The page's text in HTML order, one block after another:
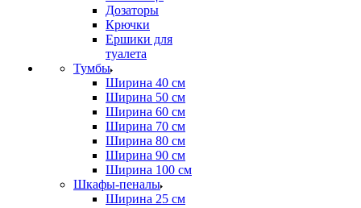
Дозаторы
Крючки
Ершики для
туалета
Тумбы
Ширина 40 см
Ширина 50 см
Ширина 60 см
Ширина 70 см
Ширина 80 см
Ширина 90 см
Ширина 100 см
Шкафы-пеналы
Ширина 25 см